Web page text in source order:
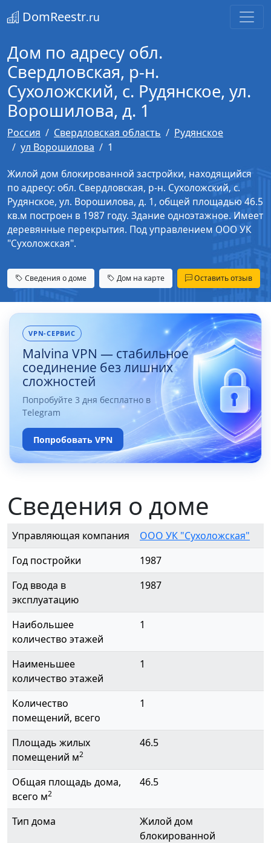
DomReestr.ru
Дом по адресу обл.
Свердловская, р-н.
Сухоложский, с. Рудянское, ул.
Ворошилова, д. 1
Россия Свердловская область
Рудянское
ул Ворошилова
1
Жилой дом блокированной застройки, находящийся
по адресу: обл. Свердловская, р-н. Сухоложский, с.
Рудянское, ул. Ворошилова, д. 1, общей площадью 46.5
кв.м построен в 1987 году. Здание одноэтажное. Имеет
деревянные перекрытия. Под управлением ООО УК
"Сухоложская".
Сведения о доме Дом на карте Оставить отзыв
VPN-СЕРВИС
Malvina VPN — стабильное
соединение без лишних
сложностей
Попробуйте 3 дня бесплатно в
Telegram
Попробовать VPN
Сведения о доме
Управляющая компания
ООО УК "Сухоложская"
Год постройки
1987
Год ввода в
эксплуатацию
1987
Наибольшее
количество этажей
1
Наименьшее
количество этажей
1
Количество
помещений, всего
1
Площадь жилых
помещений м2
46.5
Общая площадь дома,
всего м2
46.5
Тип дома
Жилой дом
блокированной